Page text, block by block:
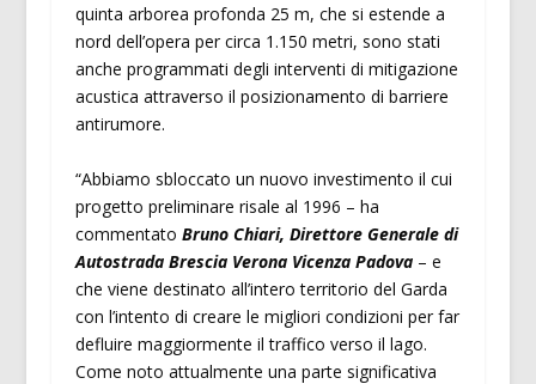
quinta arborea profonda 25 m, che si estende a
nord dell’opera per circa 1.150 metri, sono stati
anche programmati degli interventi di mitigazione
acustica attraverso il posizionamento di barriere
antirumore.
“Abbiamo sbloccato un nuovo investimento il cui
progetto preliminare risale al 1996 – ha
commentato Bruno Chiari, Direttore Generale di
Autostrada Brescia Verona Vicenza Padova– e
che viene destinato all’intero territorio del Garda
con l’intento di creare le migliori condizioni per far
defluire maggiormente il traffico verso il lago.
Come noto attualmente una parte significativa